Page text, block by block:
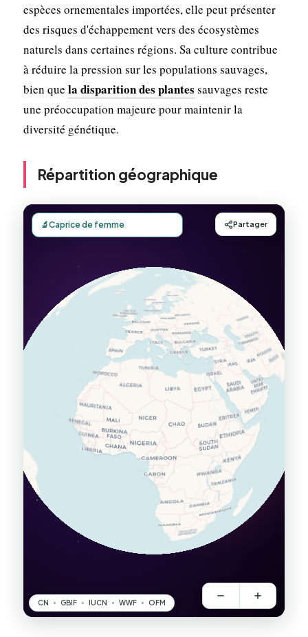
espèces ornementales importées, elle peut présenter
des risques d'échappement vers des écosystèmes
naturels dans certaines régions. Sa culture contribue
à réduire la pression sur les populations sauvages,
bien que la disparition des plantes sauvages reste
une préoccupation majeure pour maintenir la
diversité génétique.
Répartition géographique